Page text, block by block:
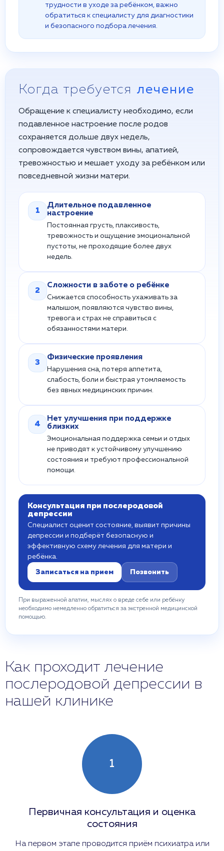
трудности в уходе за ребёнком, важно
обратиться к специалисту для диагностики
и безопасного подбора лечения.
Когда требуется лечение
Обращение к специалисту необходимо, если
подавленное настроение после родов
сохраняется дольше двух недель,
сопровождается чувством вины, апатией,
тревожностью и мешает уходу за ребёнком или
повседневной жизни матери.
1
Длительное подавленное
настроение
Постоянная грусть, плаксивость,
тревожность и ощущение эмоциональной
пустоты, не проходящие более двух
недель.
2
Сложности в заботе о ребёнке
Снижается способность ухаживать за
малышом, появляются чувство вины,
тревога и страх не справиться с
обязанностями матери.
3
Физические проявления
Нарушения сна, потеря аппетита,
слабость, боли и быстрая утомляемость
без явных медицинских причин.
4
Нет улучшения при поддержке
близких
Эмоциональная поддержка семьи и отдых
не приводят к устойчивому улучшению
состояния и требуют профессиональной
помощи.
Консультация при послеродовой
депрессии
Специалист оценит состояние, выявит причины
депрессии и подберёт безопасную и
эффективную схему лечения для матери и
ребёнка.
Записаться на прием Позвонить
При выраженной апатии, мыслях о вреде себе или ребёнку
необходимо немедленно обратиться за экстренной медицинской
помощью.
Как проходит лечение
послеродовой депрессии в
нашей клинике
1
Первичная консультация и оценка
состояния
На первом этапе проводится приём психиатра или